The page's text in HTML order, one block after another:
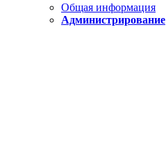
Общая информация
Администрирование